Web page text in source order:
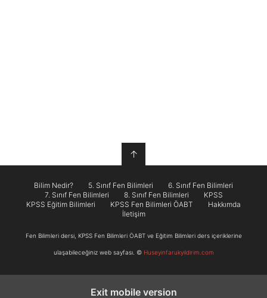
↑
Bilim Nedir? 5. Sınıf Fen Bilimleri
6. Sınıf Fen Bilimleri
7. Sınıf Fen Bilimleri
8. Sınıf Fen Bilimleri
KPSS
KPSS Eğitim Bilimleri
KPSS Fen Bilimleri ÖABT
Hakkımda
İletişim
Fen Bilimleri dersi, KPSS Fen Bilimleri ÖABT ve Eğitim Bilimleri ders içeriklerine
ulaşabileceğiniz web sayfası. © Huseyinfarukyildirim.com
Exit mobile version